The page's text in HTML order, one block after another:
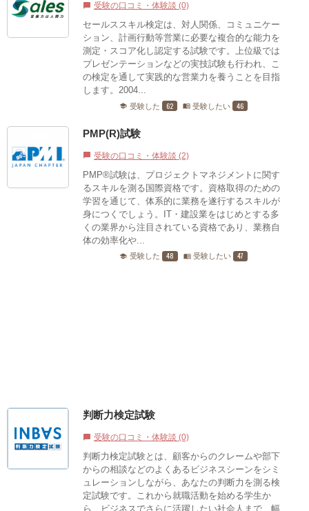
chat_bubble 受験の口コミ・体験談 (0)
セールススキル検定は、対人関係、コミュニケー
ション、計画行動等営業に必要な複合的な能力を
測定・スコア化し認定する試験です。上位級では
プレゼンテーションなどの実技試験も行われ、こ
の検定を通して実践的な営業力を養うことを目指
します。2004...
school 受験した 62 menu_book 受験したい 46
PMP(R)試験
chat_bubble 受験の口コミ・体験談 (2)
PMP®試験は、プロジェクトマネジメントに関す
るスキルを測る国際資格です。資格取得のための
学習を通じて、体系的に業務を遂行するスキルが
身につくでしょう。IT・建設業をはじめとする多
くの業界から注目されている資格であり、業務自
体の効率化や...
school 受験した 48 menu_book 受験したい 47
判断力検定試験
chat_bubble 受験の口コミ・体験談 (0)
判断力検定試験とは、顧客からのクレームや部下
からの相談などのよくあるビジネスシーンをシミ
ュレーションしながら、あなたの判断力を測る検
定試験です。これから就職活動を始める学生か
ら、ビジネスでさらに活躍したい社会人まで、幅